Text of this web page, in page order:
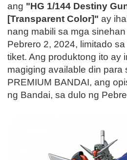
ang "HG 1/144 Destiny
[Transparent Color]" ay
nang mabili sa mga
Pebrero 2, 2024, limitado
tiket. Ang produktong ito ay
magiging available din para
PREMIUM BANDAI, ang
ng Bandai, sa dulo ng